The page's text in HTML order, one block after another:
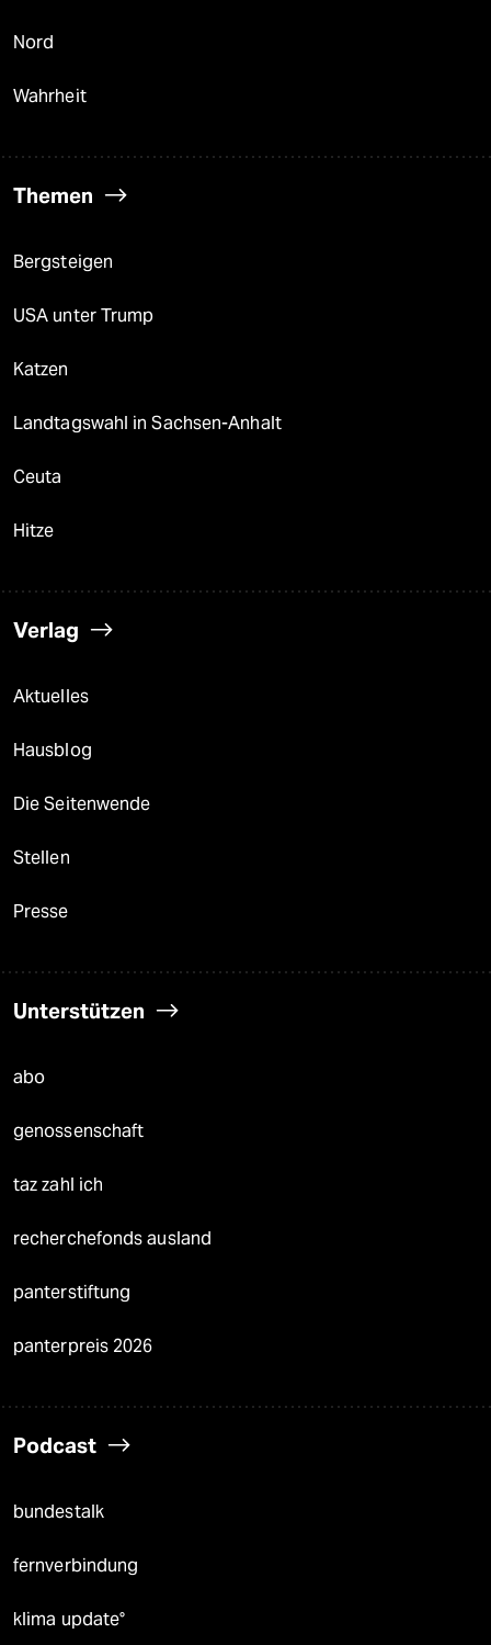
Nord
Wahrheit
Themen
Bergsteigen
USA unter Trump
Katzen
Landtagswahl in Sachsen-Anhalt
Ceuta
Hitze
Verlag
Aktuelles
Hausblog
Die Seitenwende
Stellen
Presse
Unterstützen
abo
genossenschaft
taz zahl ich
recherchefonds ausland
panterstiftung
panterpreis 2026
Podcast
bundestalk
fernverbindung
klima update°